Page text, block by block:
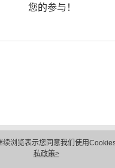
浏览表示您同意我们使用
私政策>
您的参与！
隐私保护
法律声明